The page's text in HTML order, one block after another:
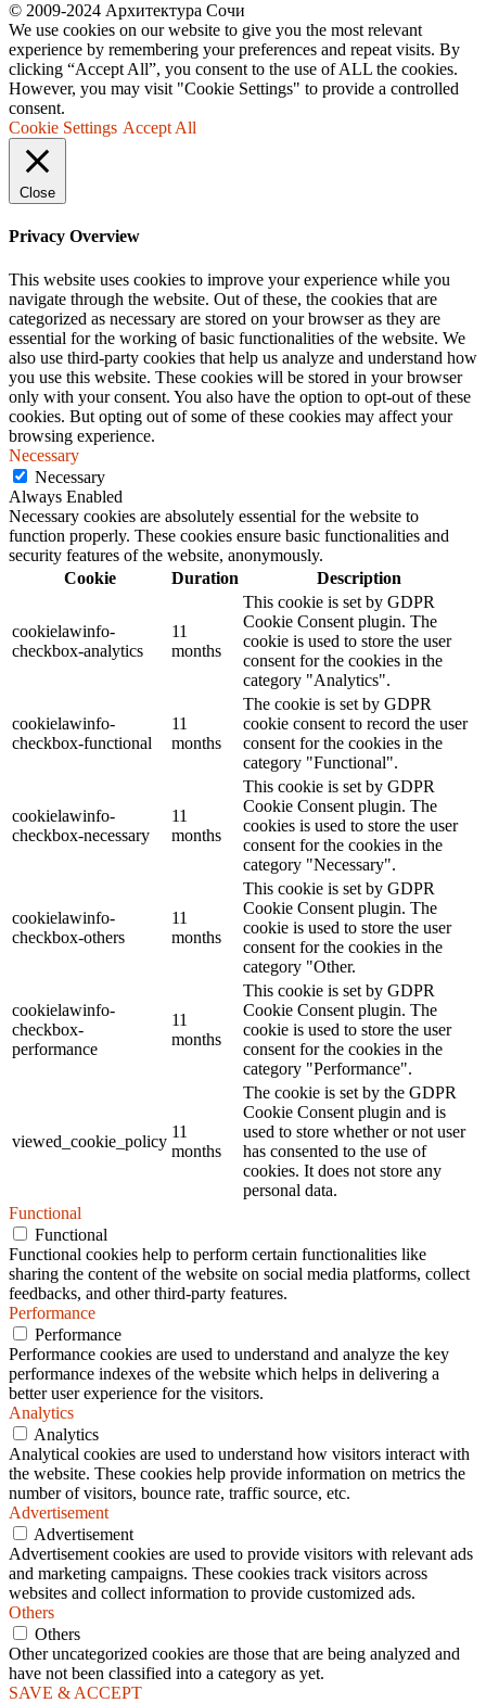
© 2009-2024 Архитектура Сочи
We use cookies on our website to give you the most relevant
experience by remembering your preferences and repeat visits. By
clicking “Accept All”, you consent to the use of ALL the cookies.
However, you may visit "Cookie Settings" to provide a controlled
consent.
Cookie Settings Accept All
Close
Privacy Overview
This website uses cookies to improve your experience while you
navigate through the website. Out of these, the cookies that are
categorized as necessary are stored on your browser as they are
essential for the working of basic functionalities of the website. We
also use third-party cookies that help us analyze and understand how
you use this website. These cookies will be stored in your browser
only with your consent. You also have the option to opt-out of these
cookies. But opting out of some of these cookies may affect your
browsing experience.
Necessary
Necessary
Always Enabled
Necessary cookies are absolutely essential for the website to
function properly. These cookies ensure basic functionalities and
security features of the website, anonymously.
Cookie
Duration Description
cookielawinfo-
checkbox-analytics
11
months
This cookie is set by GDPR
Cookie Consent plugin. The
cookie is used to store the user
consent for the cookies in the
category "Analytics".
cookielawinfo-
checkbox-functional
11
months
The cookie is set by GDPR
cookie consent to record the user
consent for the cookies in the
category "Functional".
cookielawinfo-
checkbox-necessary
11
months
This cookie is set by GDPR
Cookie Consent plugin. The
cookies is used to store the user
consent for the cookies in the
category "Necessary".
cookielawinfo-
checkbox-others
11
months
This cookie is set by GDPR
Cookie Consent plugin. The
cookie is used to store the user
consent for the cookies in the
category "Other.
cookielawinfo-
checkbox-
performance
11
months
This cookie is set by GDPR
Cookie Consent plugin. The
cookie is used to store the user
consent for the cookies in the
category "Performance".
viewed_cookie_policy
11
months
The cookie is set by the GDPR
Cookie Consent plugin and is
used to store whether or not user
has consented to the use of
cookies. It does not store any
personal data.
Functional
Functional
Functional cookies help to perform certain functionalities like
sharing the content of the website on social media platforms, collect
feedbacks, and other third-party features.
Performance
Performance
Performance cookies are used to understand and analyze the key
performance indexes of the website which helps in delivering a
better user experience for the visitors.
Analytics
Analytics
Analytical cookies are used to understand how visitors interact with
the website. These cookies help provide information on metrics the
number of visitors, bounce rate, traffic source, etc.
Advertisement
Advertisement
Advertisement cookies are used to provide visitors with relevant ads
and marketing campaigns. These cookies track visitors across
websites and collect information to provide customized ads.
Others
Others
Other uncategorized cookies are those that are being analyzed and
have not been classified into a category as yet.
SAVE & ACCEPT